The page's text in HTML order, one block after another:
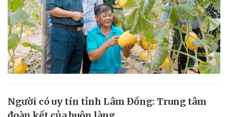
Người có uy tín tỉnh Lâm Đồng: Trung tâm